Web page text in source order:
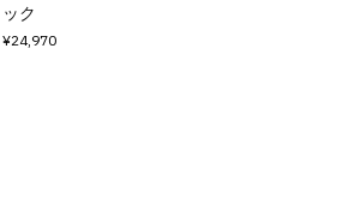
ック
¥24,970